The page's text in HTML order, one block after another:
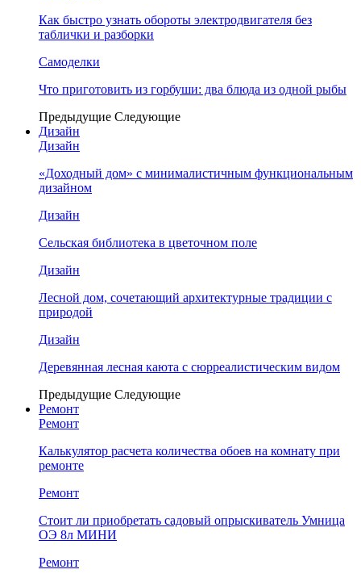
Как быстро узнать обороты электродвигателя без
таблички и разборки
Самоделки
Что приготовить из горбуши: два блюда из одной рыбы
Предыдущие Следующие
Дизайн
Дизайн
«Доходный дом» с минималистичным функциональным
дизайном
Дизайн
Сельская библиотека в цветочном поле
Дизайн
Лесной дом, сочетающий архитектурные традиции с
природой
Дизайн
Деревянная лесная каюта с сюрреалистическим видом
Предыдущие Следующие
Ремонт
Ремонт
Калькулятор расчета количества обоев на комнату при
ремонте
Ремонт
Стоит ли приобретать садовый опрыскиватель Умница
ОЭ 8л МИНИ
Ремонт